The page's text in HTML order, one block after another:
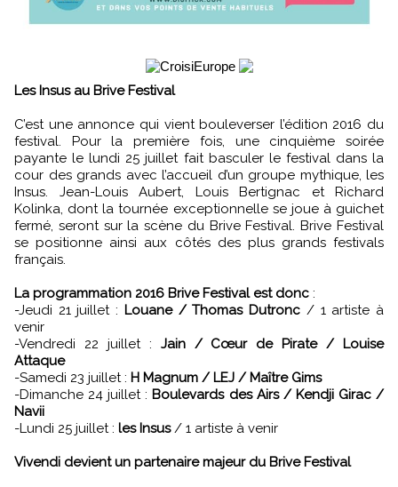
Les Insus au Brive Festival
C’est une annonce qui vient bouleverser l’édition 2016 du
festival. Pour la première fois, une cinquième soirée
payante le lundi 25 juillet fait basculer le festival dans la
cour des grands avec l’accueil d’un groupe mythique, les
Insus. Jean-Louis Aubert, Louis Bertignac et Richard
Kolinka, dont la tournée exceptionnelle se joue à guichet
fermé, seront sur la scène du Brive Festival. Brive Festival
se positionne ainsi aux côtés des plus grands festivals
français.
La programmation 2016 Brive Festival est donc :
-Jeudi 21 juillet : Louane / Thomas Dutronc / 1 artiste à
venir
-Vendredi 22 juillet : Jain / Cœur de Pirate / Louise
Attaque
-Samedi 23 juillet : H Magnum / LEJ / Maître Gims
-Dimanche 24 juillet : Boulevards des Airs / Kendji Girac /
Navii
-Lundi 25 juillet : les Insus/ 1 artiste à venir
Vivendi devient un partenaire majeur du Brive Festival